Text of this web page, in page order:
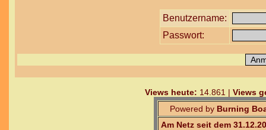
Benutzername:
Passwort:
Views heute: 14.861 | Views
Powered by Burning
Am Netz seit dem